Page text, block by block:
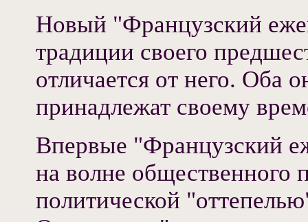
Новый "Французский
традиции своего
отличается от него. Оба
принадлежат своему
Впервые "Французский
на волне общественного
политической